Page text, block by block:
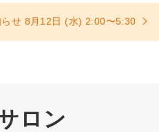
せ 8月12日 (水) 2:00〜5:30
ロン